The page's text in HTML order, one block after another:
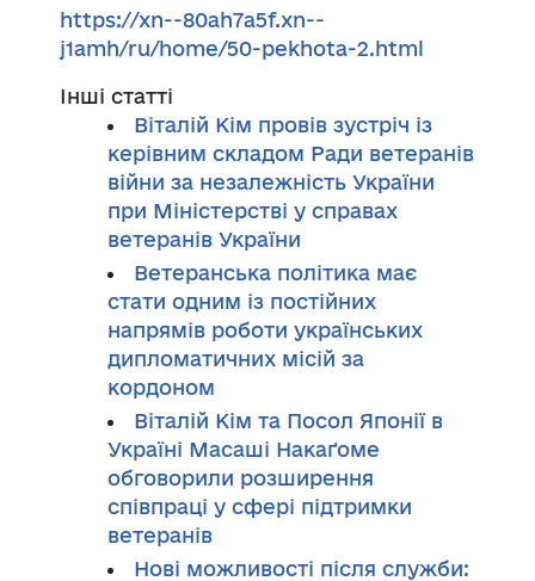
https://xn--80ah7a5f.xn--
j1amh/ru/home/50-pekhota-2.html
Інші статті
Віталій Кім провів зустріч із
керівним складом Ради ветеранів
війни за незалежність України
при Міністерстві у справах
ветеранів України
Ветеранська політика має
стати одним із постійних
напрямів роботи українських
дипломатичних місій за
кордоном
Віталій Кім та Посол Японії в
Україні Масаші Накаґоме
обговорили розширення
співпраці у сфері підтримки
ветеранів
Нові можливості після служби: